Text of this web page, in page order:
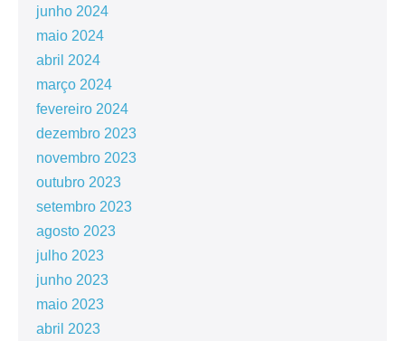
junho 2024
maio 2024
abril 2024
março 2024
fevereiro 2024
dezembro 2023
novembro 2023
outubro 2023
setembro 2023
agosto 2023
julho 2023
junho 2023
maio 2023
abril 2023